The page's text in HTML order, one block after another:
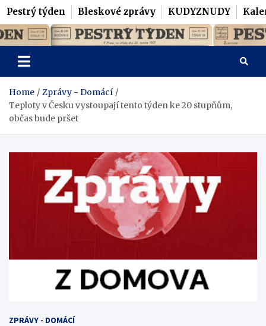
Pestrý týden Bleskové zprávy KUDYZNUDY
Skip
to
content
Pestrý Týden
Home
Zprávy - Domácí
Teploty v Česku vystoupají tento týden ke 20 stupňům,
občas bude pršet
ZPRÁVY - DOMÁCÍ